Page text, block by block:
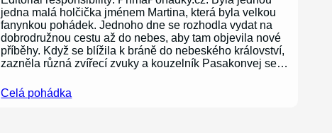
jedna malá holčička jménem Martina, která byla velkou
fanynkou pohádek. Jednoho dne se rozhodla vydat na
dobrodružnou cestu až do nebes, aby tam objevila nové
příběhy. Když se blížila k bráně do nebeského království,
zazněla různá zvířecí zvuky a kouzelník Pasakonvej se…
Celá pohádka